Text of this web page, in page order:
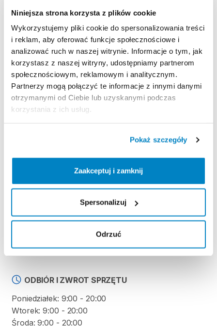
Niniejsza strona korzysta z plików cookie
Wykorzystujemy pliki cookie do spersonalizowania treści
i reklam, aby oferować funkcje społecznościowe i
analizować ruch w naszej witrynie. Informacje o tym, jak
korzystasz z naszej witryny, udostępniamy partnerom
społecznościowym, reklamowym i analitycznym.
Partnerzy mogą połączyć te informacje z innymi danymi
otrzymanymi od Ciebie lub uzyskanymi podczas
korzystania z ich usług.
Pokaż szczegóły
Zaakceptuj i zamknij
Spersonalizuj
Odrzuć
tunelu aerodynamicznym.
Wodoodporność
Wodoodporność (Schmerber): Tropik ＞ 2000 mm.
Podłoga sypialni ＞ 2400 mm.
Strona produktu w sklepie
REGULAMIN
Regulamin wypożyczalni
KAUCJA
Nie pobieramy kaucji za wypożyczenie tego
produktu
ODBIÓR I ZWROT SPRZĘTU
Poniedziałek: 9:00 - 20:00
Wtorek: 9:00 - 20:00
Środa: 9:00 - 20:00